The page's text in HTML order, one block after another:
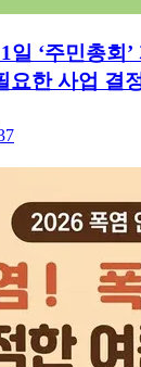
일 ‘주민총회
요한 사업 결